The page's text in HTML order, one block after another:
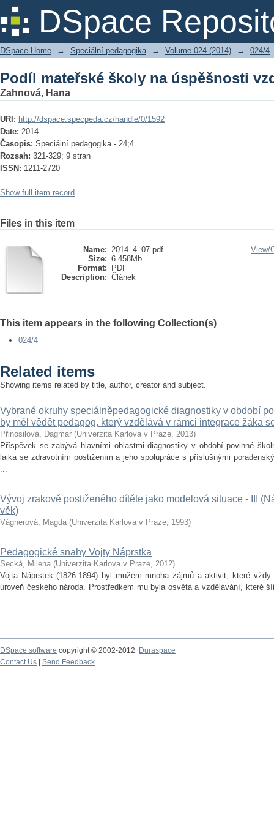
DSpace
Podíl mateřské školy na úspěšnosti
DSpace Home → Speciální pedagogika → Volume 024 (2014) → 024/4
Podíl mateřské školy na úspěšnosti
Zahnová, Hana
URI: http://dspace.specpeda.cz/handle/0/1592
Date: 2014
Časopis: Speciální pedagogika - 24;4
Rozsah: 321-329; 9 stran
ISSN: 1211-2720
Show full item record
Files in this item
Name: 2014_4_07.pdf
Size: 6.458Mb
Format:
PDF
Description: Článek
View/
This item appears in the following Collection(s)
024/4
Related items
Showing items related by title, author, creator and subject.
Vybrané okruhy speciálněpedagogické diagnostiky v období
by měl vědět pedagog, který vzdělává v rámci integrace žáka
Přinosilová, Dagmar (Univerzita Karlova v Praze, 2013)
Příspěvek se zabývá hlavními oblastmi diagnostiky v období povinné
laika se zdravotním postižením a jeho spolupráce s příslušnými
...
Vývoj zrakově postiženého dítěte jako modelová situace - III
věk)
Vágnerová, Magda (Univerzita Karlova v Praze, 1993)
Pedagogické snahy Vojty Náprstka
Secká, Milena (Univerzita Karlova v Praze, 2012)
Vojta Náprstek (1826-1894) byl mužem mnoha zájmů a aktivit, které
úroveň českého národa. Prostředkem mu byla osvěta a vzdělávání, které
...
DSpace software copyright © 2002-2012
Duraspace
Contact Us
Send Feedback